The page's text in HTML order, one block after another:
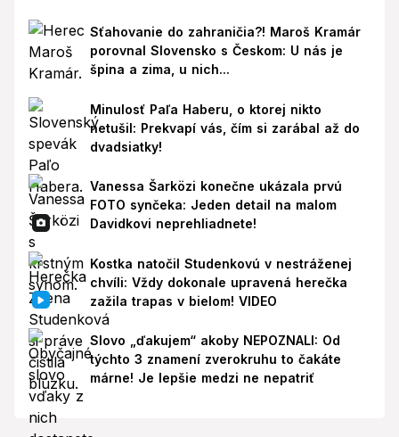
Sťahovanie do zahraničia?! Maroš Kramár
porovnal Slovensko s Českom: U nás je
špina a zima, u nich...
Minulosť Paľa Haberu, o ktorej nikto
netušil: Prekvapí vás, čím si zarábal až do
dvadsiatky!
Vanessa Šarközi konečne ukázala prvú
FOTO synčeka: Jeden detail na malom
Davidkovi neprehliadnete!
Kostka natočil Studenkovú v nestráženej
chvíli: Vždy dokonale upravená herečka
zažila trapas v bielom! VIDEO
Slovo „ďakujem“ akoby NEPOZNALI: Od
týchto 3 znamení zverokruhu to čakáte
márne! Je lepšie medzi ne nepatriť